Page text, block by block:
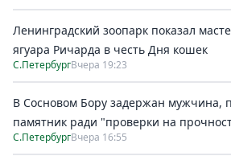
Ленинградский зоопарк показал
ягуара Ричарда в честь Дня кошек
С.ПетербургВчера 19:23
В Сосновом Бору задержан мужчина,
памятник ради "проверки на
С.ПетербургВчера 16:55